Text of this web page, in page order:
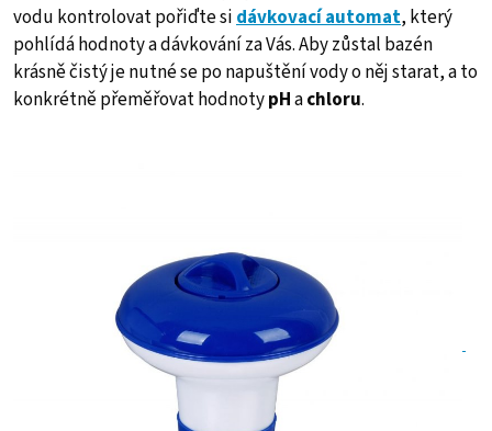
vodu kontrolovat pořiďte si dávkovací automat, který
pohlídá hodnoty a dávkování za Vás. Aby zůstal bazén
krásně čistý je nutné se po napuštění vody o něj starat, a to
konkrétně přeměřovat hodnotypHachloru.